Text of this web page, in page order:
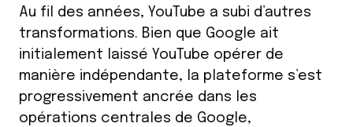
Au fil des années, YouTube a subi d’autres
transformations. Bien que Google ait
initialement laissé YouTube opérer de
manière indépendante, la plateforme s’est
progressivement ancrée dans les
opérations centrales de Google,